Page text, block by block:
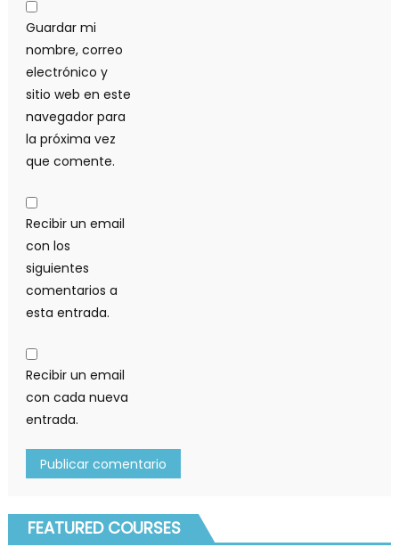
Guardar mi
nombre, correo
electrónico y
sitio web en este
navegador para
la próxima vez
que comente.
Recibir un email
con los
siguientes
comentarios a
esta entrada.
Recibir un email
con cada nueva
entrada.
FEATURED COURSES